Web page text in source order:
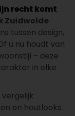
recht komt
Zuidwolde
tussen design,
u nu houdt van
– deze
in elke
vergelijk
en houtlooks.